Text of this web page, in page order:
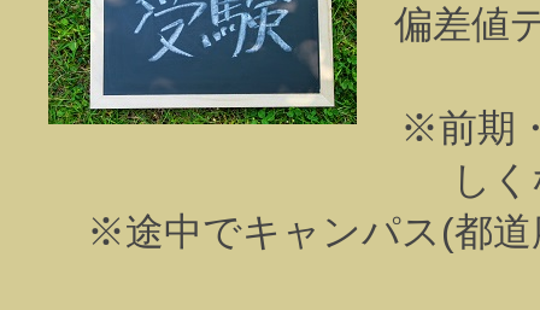
偏差値
※前期
し
※途中でキャンパス(都